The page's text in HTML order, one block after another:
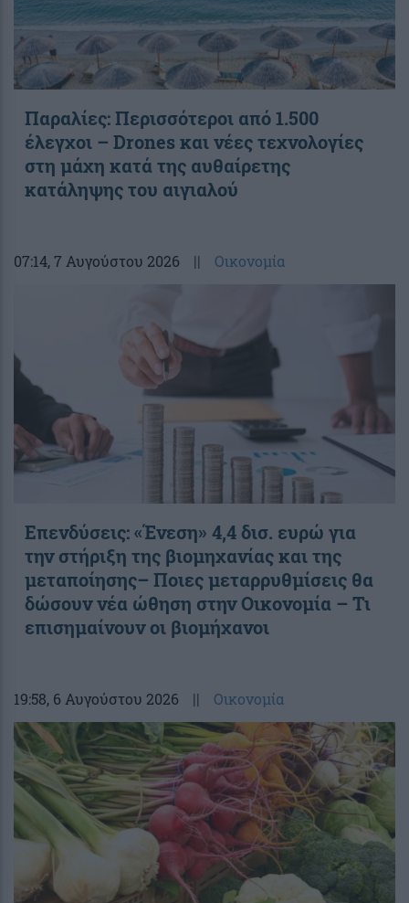
Παραλίες: Περισσότεροι από 1.500
έλεγχοι – Drones και νέες τεχνολογίες
στη μάχη κατά της αυθαίρετης
κατάληψης του αιγιαλού
07:14, 7 Αυγούστου 2026 || Οικονομία
Επενδύσεις: «Ένεση» 4,4 δισ. ευρώ για
την στήριξη της βιομηχανίας και της
μεταποίησης– Ποιες μεταρρυθμίσεις θα
δώσουν νέα ώθηση στην Οικονομία – Τι
επισημαίνουν οι βιομήχανοι
19:58, 6 Αυγούστου 2026 || Οικονομία